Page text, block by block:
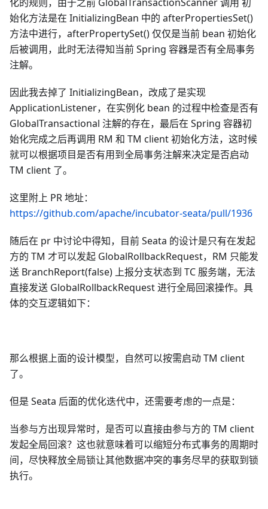
始化方法是在 InitializingBean 中的 afterPropertiesSet()
方法中进行，afterPropertySet() 仅仅是当前 bean 初始化
后被调用，此时无法得知当前 Spring 容器是否有全局事务
注解。
因此我去掉了 InitializingBean，改成了是实现
ApplicationListener，在实例化 bean 的过程中检查是否有
GlobalTransactional 注解的存在，最后在 Spring 容器初
始化完成之后再调用 RM 和 TM client 初始化方法，这时候
就可以根据项目是否有用到全局事务注解来决定是否启动
TM client 了。
这里附上 PR 地址：
https://github.com/apache/incubator-seata/pull/1936
随后在 pr 中讨论中得知，目前 Seata 的设计是只有在发起
方的 TM 才可以发起 GlobalRollbackRequest，RM 只能发
送 BranchReport(false) 上报分支状态到 TC 服务端，无法
直接发送 GlobalRollbackRequest 进行全局回滚操作。具
体的交互逻辑如下：
那么根据上面的设计模型，自然可以按需启动 TM client
了。
但是 Seata 后面的优化迭代中，还需要考虑的一点是：
当参与方出现异常时，是否可以直接由参与方的 TM client
发起全局回滚？这也就意味着可以缩短分布式事务的周期时
间，尽快释放全局锁让其他数据冲突的事务尽早的获取到锁
执行。